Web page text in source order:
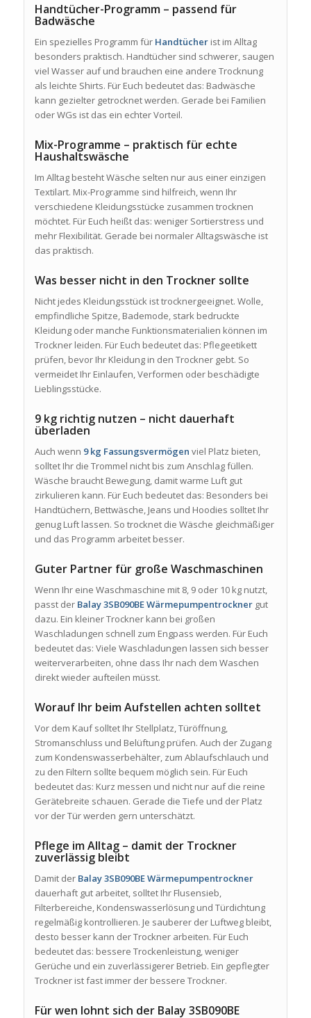
Handtücher-Programm – passend für
Badwäsche
Ein spezielles Programm für Handtücherist im Alltag
besonders praktisch. Handtücher sind schwerer, saugen
viel Wasser auf und brauchen eine andere Trocknung
als leichte Shirts. Für Euch bedeutet das: Badwäsche
kann gezielter getrocknet werden. Gerade bei Familien
oder WGs ist das ein echter Vorteil.
Mix-Programme – praktisch für echte
Haushaltswäsche
Im Alltag besteht Wäsche selten nur aus einer einzigen
Textilart. Mix-Programme sind hilfreich, wenn Ihr
verschiedene Kleidungsstücke zusammen trocknen
möchtet. Für Euch heißt das: weniger Sortierstress und
mehr Flexibilität. Gerade bei normaler Alltagswäsche ist
das praktisch.
Was besser nicht in den Trockner sollte
Nicht jedes Kleidungsstück ist trocknergeeignet. Wolle,
empfindliche Spitze, Bademode, stark bedruckte
Kleidung oder manche Funktionsmaterialien können im
Trockner leiden. Für Euch bedeutet das: Pflegeetikett
prüfen, bevor Ihr Kleidung in den Trockner gebt. So
vermeidet Ihr Einlaufen, Verformen oder beschädigte
Lieblingsstücke.
9 kg richtig nutzen – nicht dauerhaft
überladen
Auch wenn 9 kg Fassungsvermögen viel Platz bieten,
solltet Ihr die Trommel nicht bis zum Anschlag füllen.
Wäsche braucht Bewegung, damit warme Luft gut
zirkulieren kann. Für Euch bedeutet das: Besonders bei
Handtüchern, Bettwäsche, Jeans und Hoodies solltet Ihr
genug Luft lassen. So trocknet die Wäsche gleichmäßiger
und das Programm arbeitet besser.
Guter Partner für große Waschmaschinen
Wenn Ihr eine Waschmaschine mit 8, 9 oder 10 kg nutzt,
passt der Balay 3SB090BE Wärmepumpentrocknergut
dazu. Ein kleiner Trockner kann bei großen
Waschladungen schnell zum Engpass werden. Für Euch
bedeutet das: Viele Waschladungen lassen sich besser
weiterverarbeiten, ohne dass Ihr nach dem Waschen
direkt wieder aufteilen müsst.
Worauf Ihr beim Aufstellen achten solltet
Vor dem Kauf solltet Ihr Stellplatz, Türöffnung,
Stromanschluss und Belüftung prüfen. Auch der Zugang
zum Kondenswasserbehälter, zum Ablaufschlauch und
zu den Filtern sollte bequem möglich sein. Für Euch
bedeutet das: Kurz messen und nicht nur auf die reine
Gerätebreite schauen. Gerade die Tiefe und der Platz
vor der Tür werden gern unterschätzt.
Pflege im Alltag – damit der Trockner
zuverlässig bleibt
Damit der Balay 3SB090BE Wärmepumpentrockner
dauerhaft gut arbeitet, solltet Ihr Flusensieb,
Filterbereiche, Kondenswasserlösung und Türdichtung
regelmäßig kontrollieren. Je sauberer der Luftweg bleibt,
desto besser kann der Trockner arbeiten. Für Euch
bedeutet das: bessere Trockenleistung, weniger
Gerüche und ein zuverlässigerer Betrieb. Ein gepflegter
Trockner ist fast immer der bessere Trockner.
Für wen lohnt sich der Balay 3SB090BE